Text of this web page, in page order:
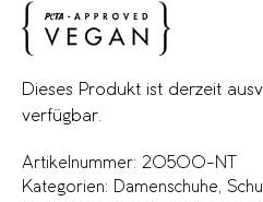
Dieses Produkt ist derzeit
verfügbar.
Artikelnummer: 20500-NT
Kategorien: Damenschuhe,